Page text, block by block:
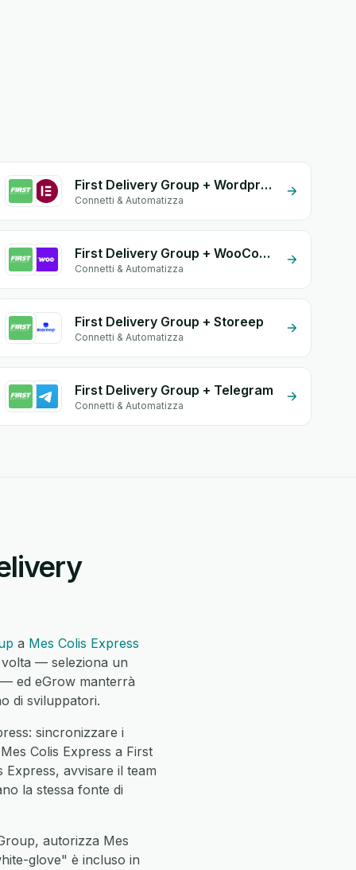
First Delivery Group + Wordpress Elementor
Connetti & Automatizza
First Delivery Group + WooCommerce
Connetti & Automatizza
First Delivery Group + Storeep
Connetti & Automatizza
First Delivery Group + Telegram
Connetti & Automatizza
a Mes Colis Express
— seleziona un
ed eGrow manterrà
di sviluppatori.
sincronizzare i
Colis Express a First
avvisare il team
la stessa fonte di
autorizza Mes
glove" è incluso in